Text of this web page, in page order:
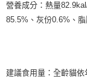
營養成分：熱量
85.5%、灰份0.6%、
建議食用量：全齡貓